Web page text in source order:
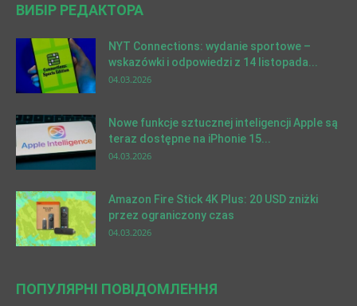
ВИБІР РЕДАКТОРА
NYT Connections: wydanie sportowe –
wskazówki i odpowiedzi z 14 listopada...
04.03.2026
Nowe funkcje sztucznej inteligencji Apple są
teraz dostępne na iPhonie 15...
04.03.2026
Amazon Fire Stick 4K Plus: 20 USD zniżki
przez ograniczony czas
04.03.2026
ПОПУЛЯРНІ ПОВІДОМЛЕННЯ